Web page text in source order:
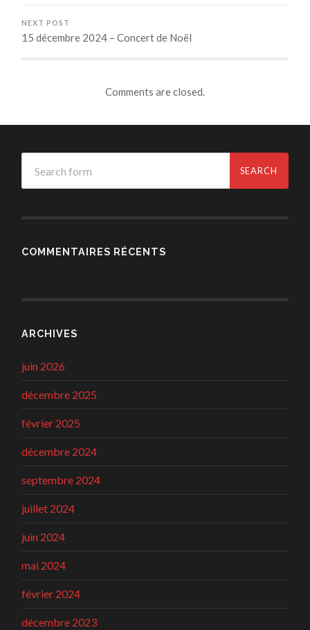
NEXT POST
15 décembre 2024 – Concert de Noël
Comments are closed.
COMMENTAIRES RÉCENTS
ARCHIVES
juin 2026
décembre 2025
février 2025
décembre 2024
septembre 2024
juillet 2024
juin 2024
mai 2024
février 2024
décembre 2023